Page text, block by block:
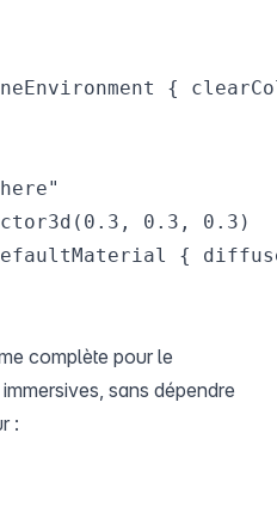
{
0.3, 0.3)
{
complète pour le
sans dépendre
: